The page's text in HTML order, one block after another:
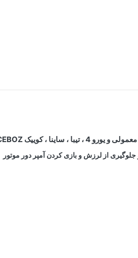
از لرزش و بازی کردن آمپر دور موتور